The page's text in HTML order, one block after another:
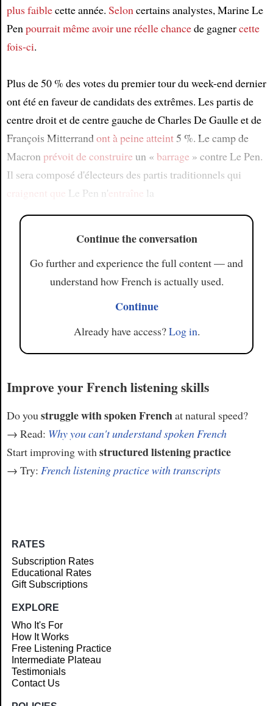
plus faiblecette année. Selon certains analystes, Marine Le
Pen pourrait même avoir une réelle chancede gagnercette
fois-ci.
Plus de 50 % des votes du premier tour du week-end dernier
ont été en faveur de candidats des extrêmes. Les partis de
centre droit et de centre gauche de Charles De Gaulle et de
François Mitterrandont à peine atteint5 %. Le camp de
Macron prévoit de construireun « barrage» contre Le Pen.
Il sera composé d'électeurs des partis traditionnels qui
craignent que
Le Pen n' entraîne la
Continue the conversation
Go further and experience the full content — and
understand how French is actually used.
Continue
Already have access?Log in.
Improve your French listening skills
Do youstruggle with spoken Frenchat natural speed?
→ Read: Why you can't understand spoken French
Start improving withstructured listening practice
→ Try: French listening practice with transcripts
RATES
Subscription Rates
Educational Rates
Gift Subscriptions
EXPLORE
Who It's For
How It Works
Free Listening Practice
Intermediate Plateau
Testimonials
Contact Us